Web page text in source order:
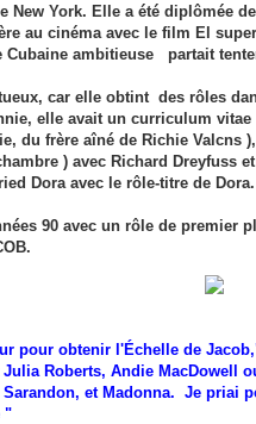
New York. Elle a été diplômée
au cinéma avec le film El
Cubaine ambitieuse partait
car elle obtint des rôles
elle avait un curriculum
du frère aîné de Richie Valcns
) avec Richard Dreyfuss
Dora avec le rôle-titre de Dora.
90 avec un rôle de premier
pour obtenir l'Échelle de
Roberts, Andie MacDowell
et Madonna. Je priai
"